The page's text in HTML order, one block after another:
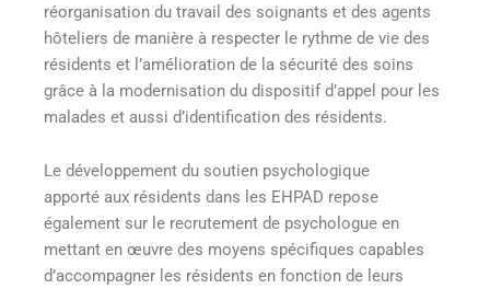
réorganisation du travail des soignants et des agents
hôteliers de manière à respecter le rythme de vie des
résidents et l’amélioration de la sécurité des soins
grâce à la modernisation du dispositif d’appel pour les
malades et aussi d’identification des résidents.
Le développement du soutien psychologique
apporté aux résidents dans les EHPAD repose
également sur le recrutement de psychologue en
mettant en œuvre des moyens spécifiques capables
d’accompagner les résidents en fonction de leurs